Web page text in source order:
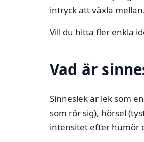
intryck att växla
Vill du hitta fler enkla
Vad är
Sinneslek är lek som
som rör sig), hörsel
intensitet efter humör